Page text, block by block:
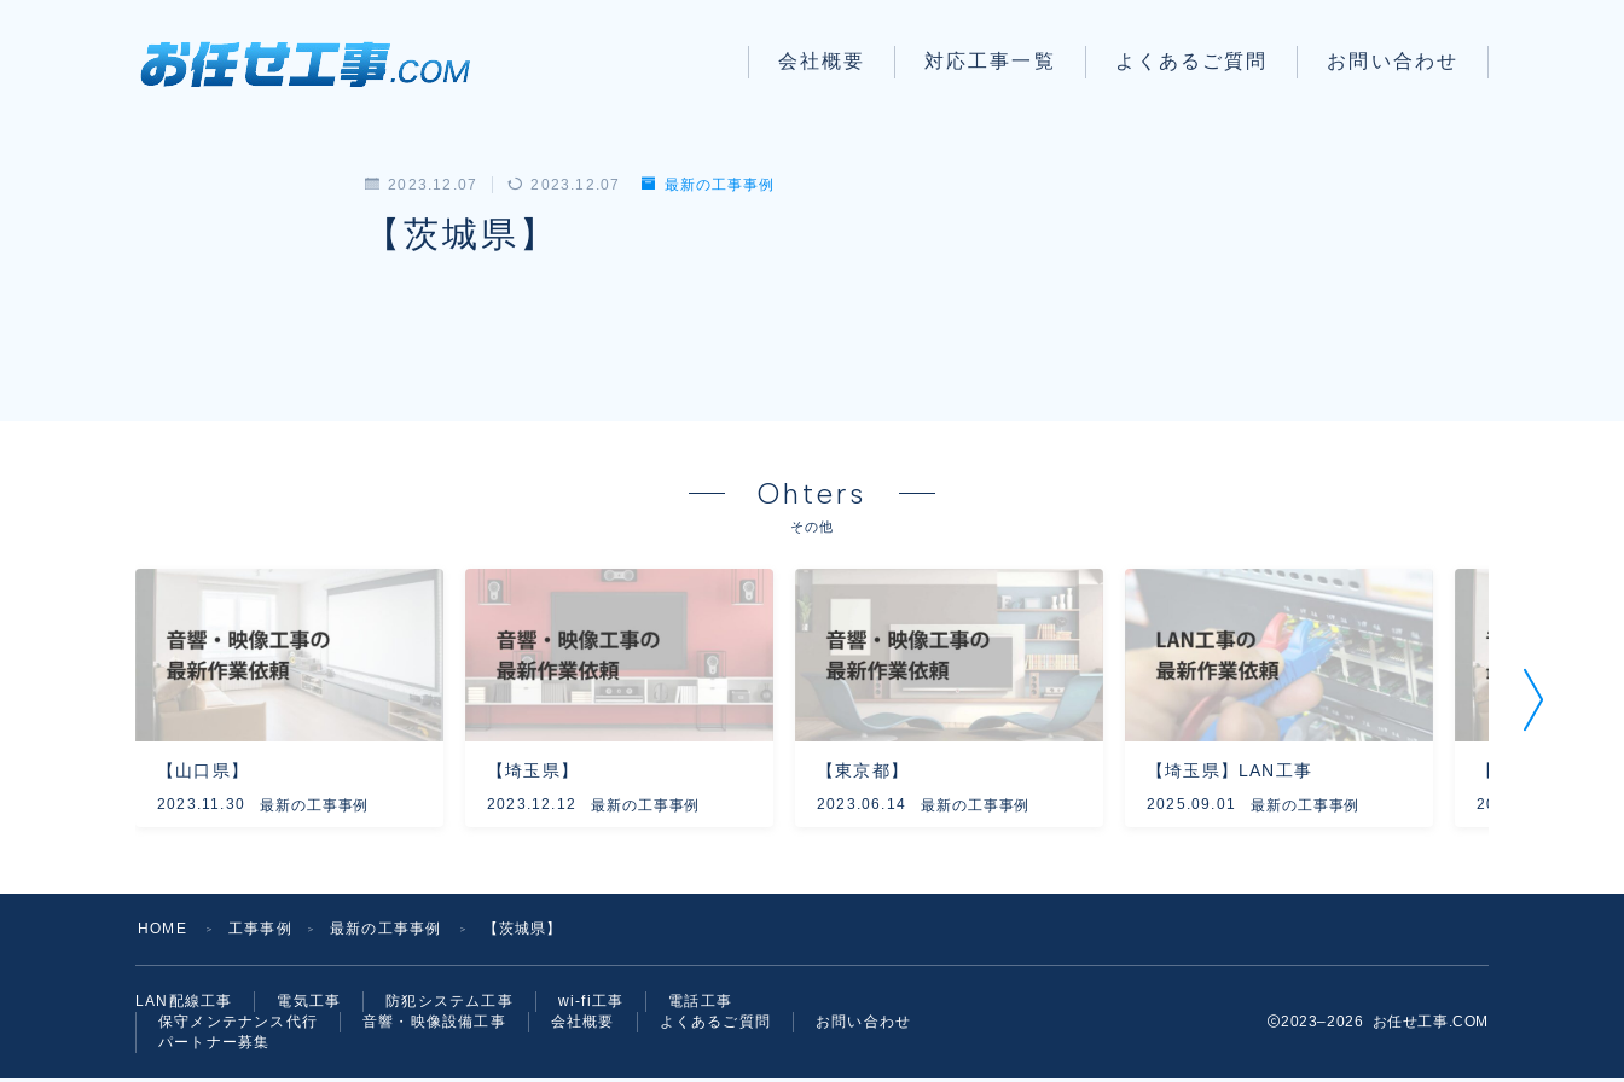
会社概要 対応工事一覧 よくあるご質問 お問い合わせ
2023.12.07 2023.12.07 最新の工事事例
【茨城県】
Ohters
その他
【山口県】
2023.11.30 最新の工事事例
【埼玉県】
2023.12.12 最新の工事事例
【東京都】
2023.06.14 最新の工事事例
【埼玉県】LAN工事
2025.09.01 最新の工事事例 2025.08.29
HOME ＞ 工事事例 ＞ 最新の工事事例 ＞ 【茨城県】
LAN配線工事 電気工事 防犯システム工事 wi-fi工事
電話工事
保守メンテナンス代行
音響・映像設備工事 会社概要 よくあるご質問
お問い合わせ
パートナー募集
2023–2026 お任せ工事.COM